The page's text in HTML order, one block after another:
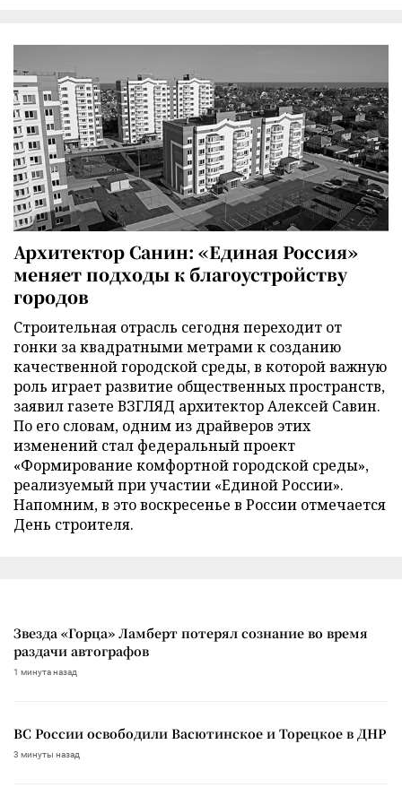
Архитектор Санин: «Единая Россия»
меняет подходы к благоустройству
городов
Строительная отрасль сегодня переходит от
гонки за квадратными метрами к созданию
качественной городской среды, в которой важную
роль играет развитие общественных пространств,
заявил газете ВЗГЛЯД архитектор Алексей Савин.
По его словам, одним из драйверов этих
изменений стал федеральный проект
«Формирование комфортной городской среды»,
реализуемый при участии «Единой России».
Напомним, в это воскресенье в России отмечается
День строителя.
Звезда «Горца» Ламберт потерял сознание во время
раздачи автографов
1 минута назад
ВС России освободили Васютинское и Торецкое в ДНР
3 минуты назад